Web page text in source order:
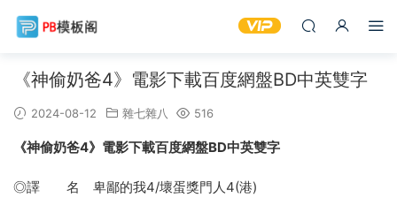
《神偷奶爸4》電影下載百度網盤BD中英雙字
2024-08-12 雜七雜八 516
《神偷奶爸4》電影下載百度網盤BD中英雙字
◎譯 名 卑鄙的我4/壞蛋獎門人4(港)